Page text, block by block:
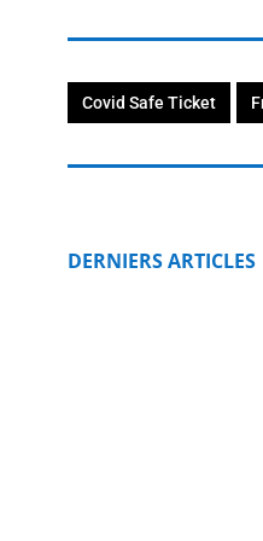
Covid Safe Ticket
DERNIERS ARTICLES